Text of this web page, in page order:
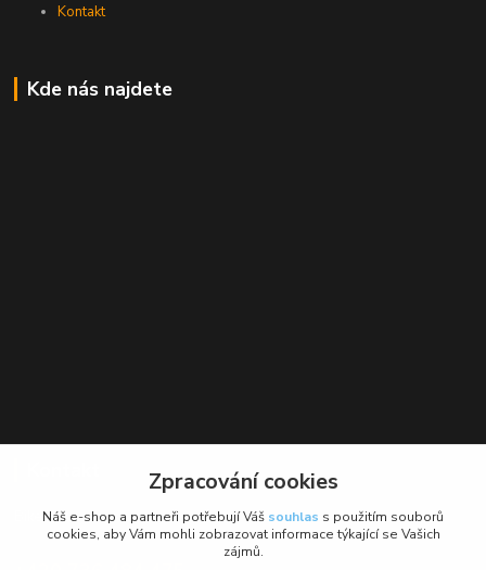
Kontakt
Kde nás najdete
BikeForce.cz
Zpracování cookies
Náš e-shop a partneři potřebují Váš souhlas s použitím souborů
cookies, aby Vám mohli zobrazovat informace týkající se Vašich
zájmů.